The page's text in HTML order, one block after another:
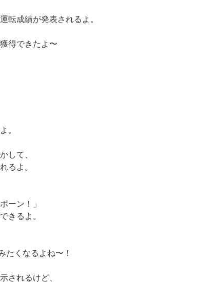
転成績が発表されるよ。
得できたよ〜
。
して、
るよ。
ーン！」
きるよ。
たくなるよね〜！
されるけど、